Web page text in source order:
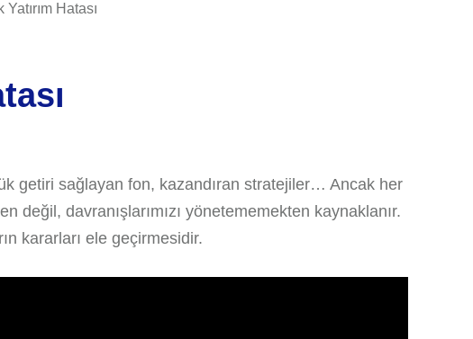
Hatası
getiri sağlayan fon, kazandıran stratejiler… Ancak her
değil, davranışlarımızı yönetememekten kaynaklanır.
kararları ele geçirmesidir.